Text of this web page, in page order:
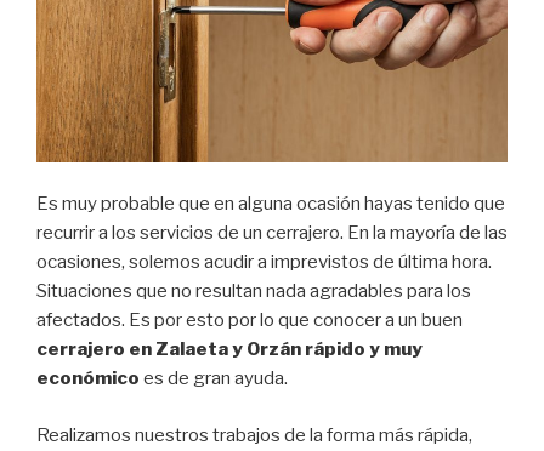
Es muy probable que en alguna ocasión hayas tenido que
recurrir a los servicios de un cerrajero. En la mayoría de las
ocasiones, solemos acudir a imprevistos de última hora.
Situaciones que no resultan nada agradables para los
afectados. Es por esto por lo que conocer a un buen
cerrajero en Zalaeta y Orzán rápido y muy
económico es de gran ayuda.
Realizamos nuestros trabajos de la forma más rápida,